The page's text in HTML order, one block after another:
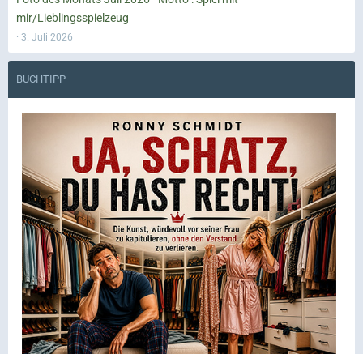
mir/Lieblingsspielzeug
3. Juli 2026
BUCHTIPP